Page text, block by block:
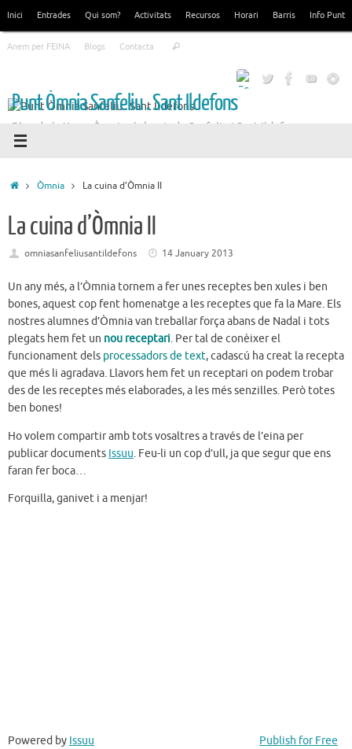
content
Inici Entrades Qui som? Activitats Recursos Horari Barris Info Punt
Anem per FEINA Blogs Contacta Search
Punt Òmnia Sanfeliu . Sant Ildefons
Blog de la Xarxa Òmnia als barris de Sanfeliu i Sant Ildefons
HomeÒmnia La cuina d’Òmnia II
La cuina d’Òmnia II
omniasanfeliusantildefons 14 January 2013
Un any més, a l’Òmnia tornem a fer unes receptes ben xules i ben
bones, aquest cop fent homenatge a les receptes que fa la Mare. Els
nostres alumnes d’Òmnia van treballar força abans de Nadal i tots
plegats hem fet un nou receptari. Per tal de conèixer el
funcionament dels processadors de text, cadascú ha creat la recepta
que més li agradava. Llavors hem fet un receptari on podem trobar
des de les receptes més elaborades, a les més senzilles. Però totes
ben bones!
Ho volem compartir amb tots vosaltres a través de l’eina per
publicar documents Issuu. Feu-li un cop d’ull, ja que segur que ens
faran fer boca…
Forquilla, ganivet i a menjar!
Powered by Issuu Publish for Free